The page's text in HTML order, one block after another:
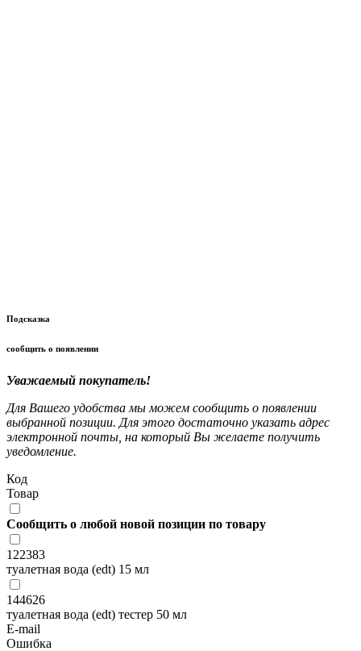
Подсказка
сообщить о появлении
Уважаемый покупатель!
Для Вашего удобства мы можем сообщить о появлении
выбранной позиции. Для этого достаточно указать адрес
электронной почты, на который Вы желаете получить
уведомление.
Код
Товар
Сообщить о любой новой позиции по товару
122383
туалетная вода (edt) 15 мл
144626
туалетная вода (edt) тестер 50 мл
E-mail
Ошибка